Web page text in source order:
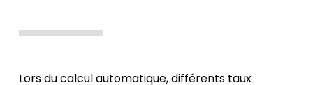
Lors du calcul automatique, différents taux